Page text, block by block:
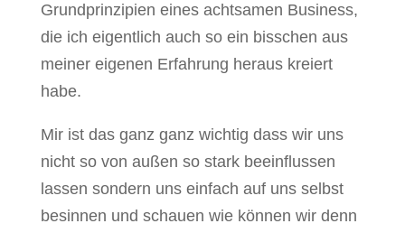
Grundprinzipien eines achtsamen Business,
die ich eigentlich auch so ein bisschen aus
meiner eigenen Erfahrung heraus kreiert
habe.
Mir ist das ganz ganz wichtig dass wir uns
nicht so von außen so stark beeinflussen
lassen sondern uns einfach auf uns selbst
besinnen und schauen wie können wir denn